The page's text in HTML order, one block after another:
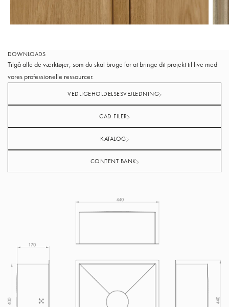
DOWNLOADS
Tilgå alle de værktøjer, som du skal bruge for at bringe dit projekt til live med
vores professionelle ressourcer.
VEDLIGEHOLDELSESVEJLEDNING
CAD FILER
KATALOG
CONTENT BANK